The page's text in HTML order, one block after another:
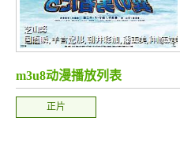
m3u8动漫播放列表
正片